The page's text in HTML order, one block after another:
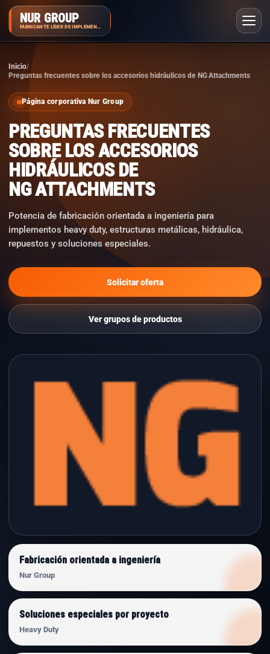
NUR GROUP
FABRICANTE LÍDER DE IMPLEMENTOS
Inicio
Preguntas frecuentes sobre los accesorios hidráulicos de NG Attachments
Página corporativa Nur Group
PREGUNTAS FRECUENTES
SOBRE LOS ACCESORIOS
HIDRÁULICOS DE
NG ATTACHMENTS
Potencia de fabricación orientada a ingeniería para
implementos heavy duty, estructuras metálicas, hidráulica,
repuestos y soluciones especiales.
Solicitar oferta
Ver grupos de productos
Fabricación orientada a ingeniería
Nur Group
Soluciones especiales por proyecto
Heavy Duty